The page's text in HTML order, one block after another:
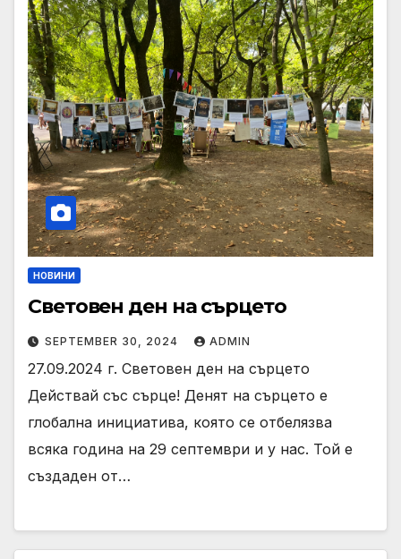
НОВИНИ
Световен ден на сърцето
SEPTEMBER 30, 2024 ADMIN
27.09.2024 г. Световен ден на сърцето
Действай със сърце! Денят на сърцето е
глобална инициатива, която се отбелязва
всяка година на 29 септември и у нас. Той е
създаден от…